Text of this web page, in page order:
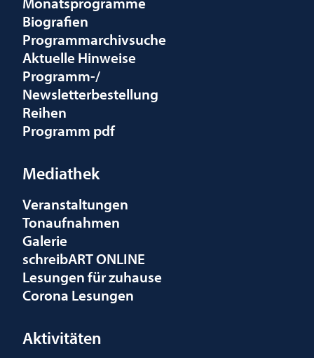
Biografien
Programmarchivsuche
Aktuelle Hinweise
Programm-/
Newsletterbestellung
Reihen
Programm pdf
Mediathek
Veranstaltungen
Tonaufnahmen
Galerie
schreibART ONLINE
Lesungen für zuhause
Corona Lesungen
Aktivitäten